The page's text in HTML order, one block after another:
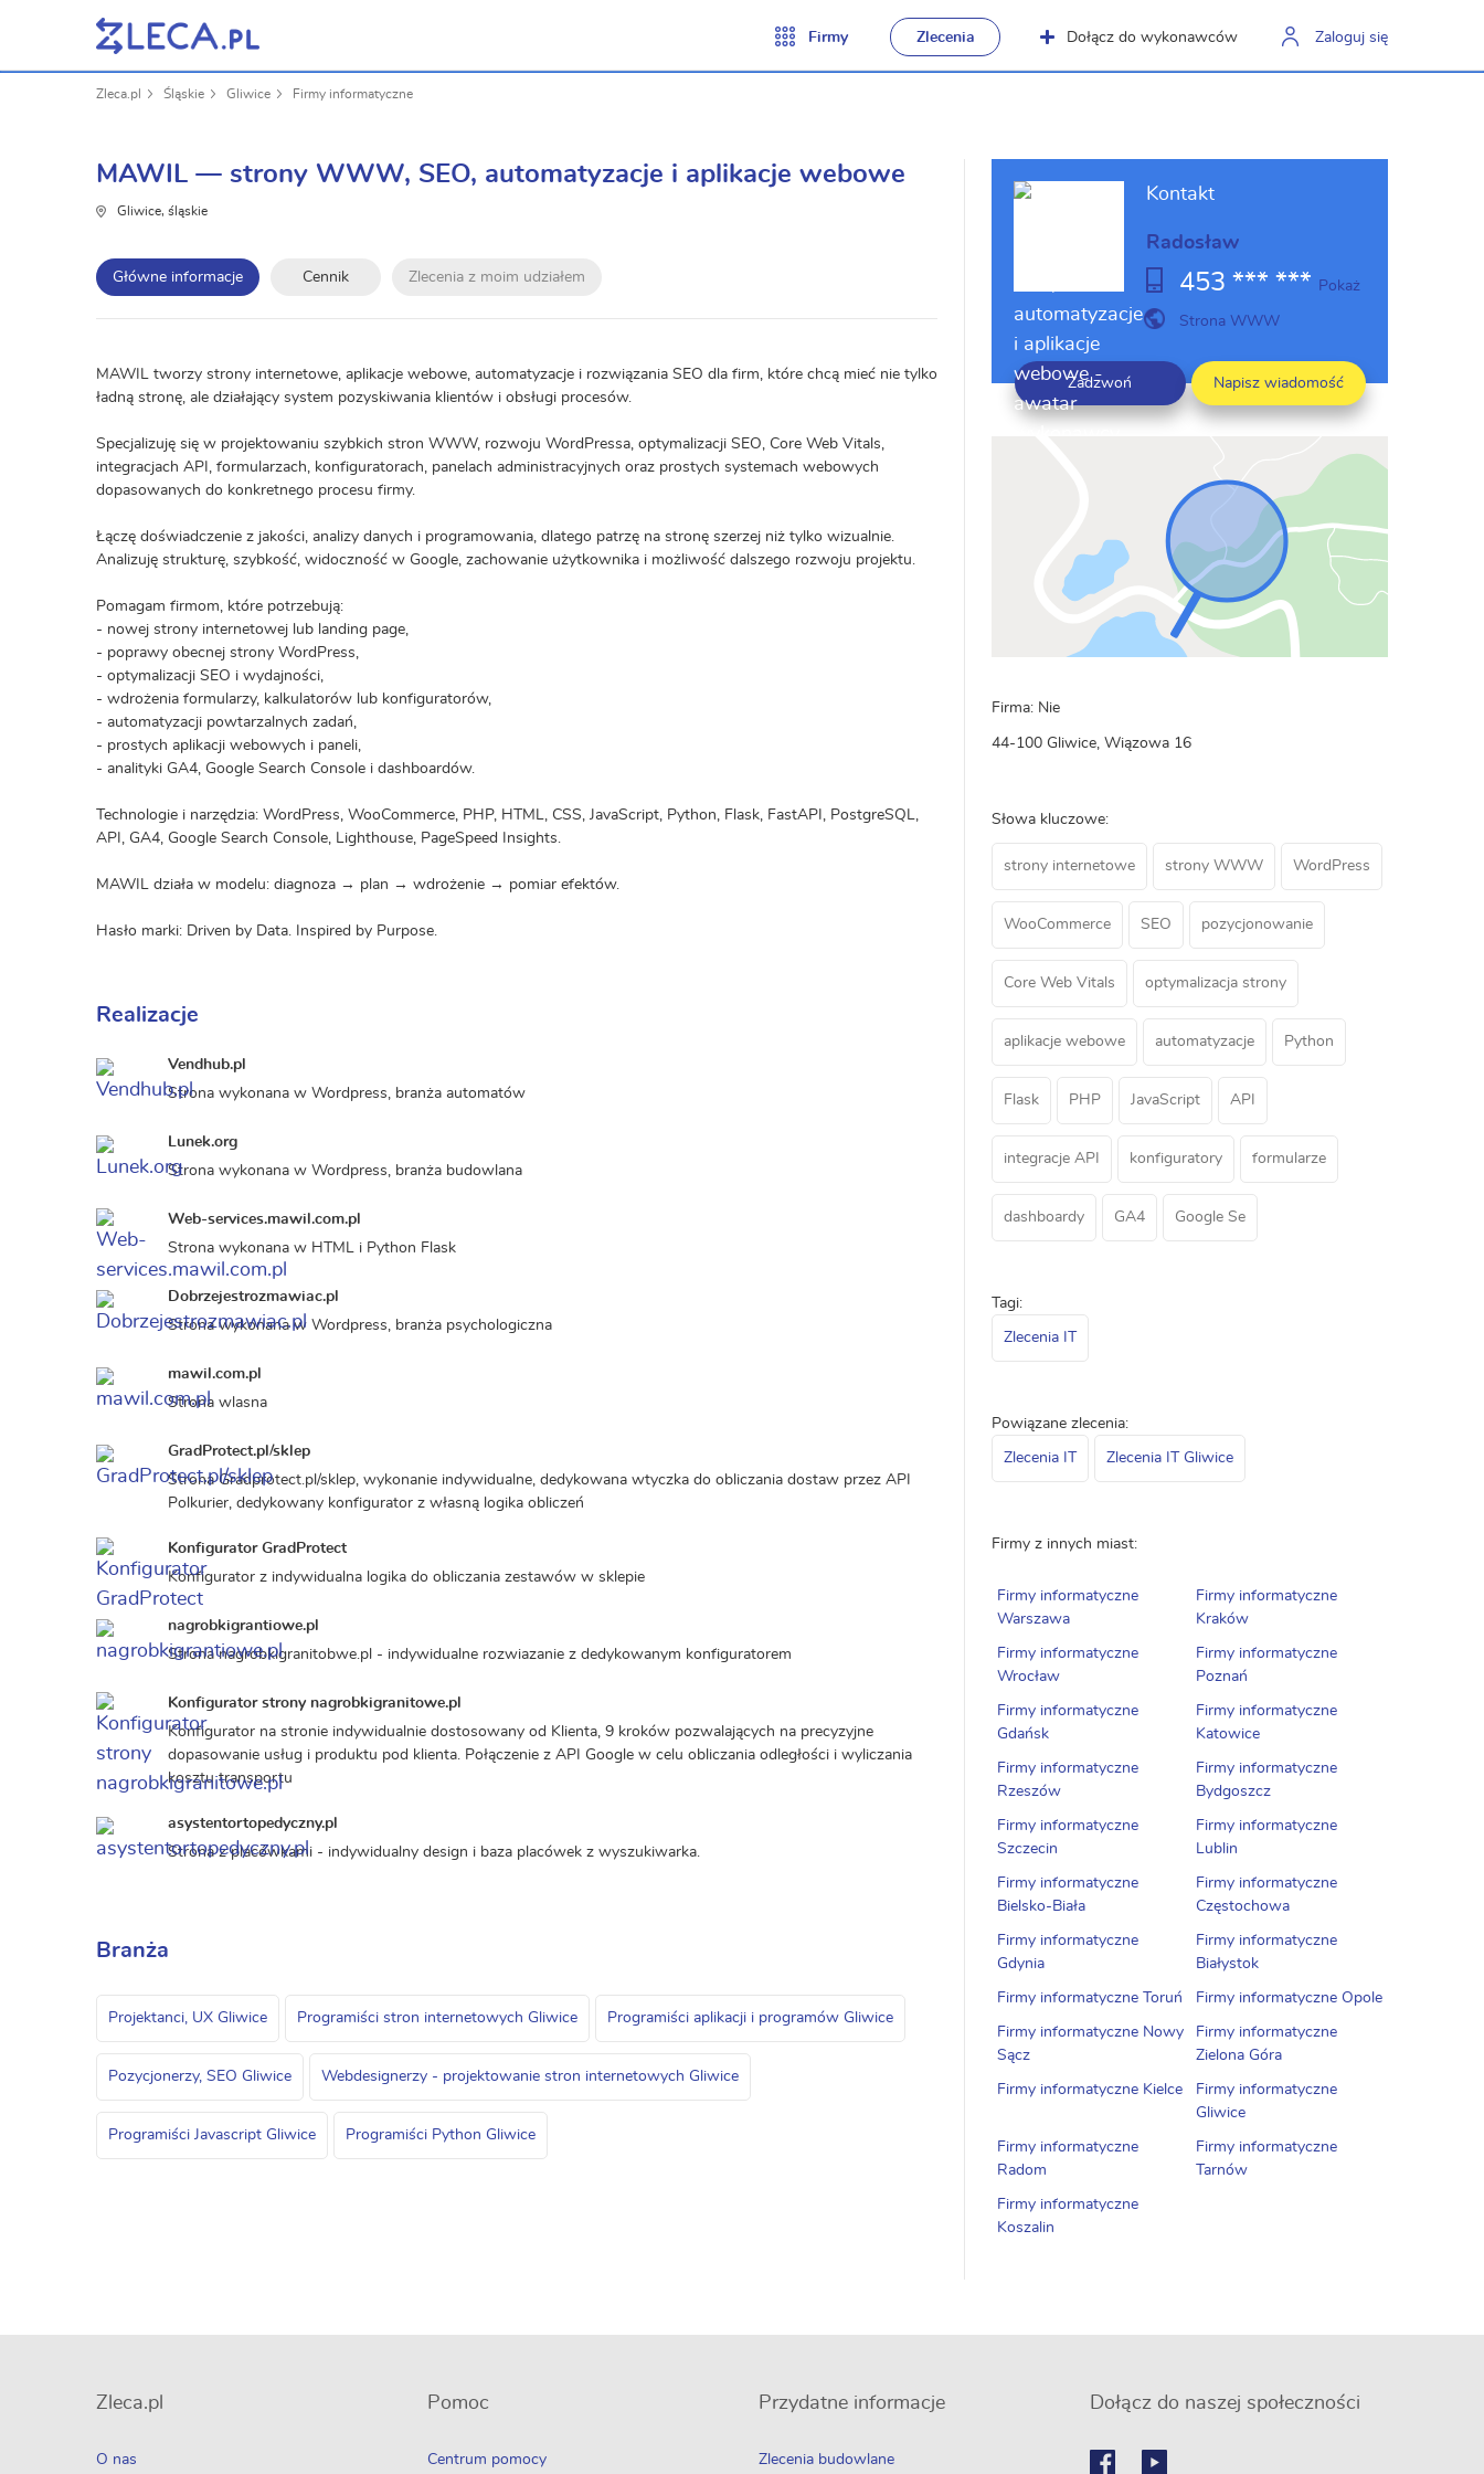
Firmy Zlecenia Dołącz do wykonawców Zaloguj się
Zleca.pl Śląskie Gliwice Firmy informatyczne
MAWIL — strony WWW, SEO, automatyzacje i aplikacje webowe
Gliwice, śląskie
Główne informacje Cennik Zlecenia z moim udziałem
MAWIL tworzy strony internetowe, aplikacje webowe, automatyzacje i rozwiązania SEO dla firm, które chcą mieć nie tylko
ładną stronę, ale działający system pozyskiwania klientów i obsługi procesów.
Specjalizuję się w projektowaniu szybkich stron WWW, rozwoju WordPressa, optymalizacji SEO, Core Web Vitals,
integracjach API, formularzach, konfiguratorach, panelach administracyjnych oraz prostych systemach webowych
dopasowanych do konkretnego procesu firmy.
Łączę doświadczenie z jakości, analizy danych i programowania, dlatego patrzę na stronę szerzej niż tylko wizualnie.
Analizuję strukturę, szybkość, widoczność w Google, zachowanie użytkownika i możliwość dalszego rozwoju projektu.
Pomagam firmom, które potrzebują:
- nowej strony internetowej lub landing page,
- poprawy obecnej strony WordPress,
- optymalizacji SEO i wydajności,
- wdrożenia formularzy, kalkulatorów lub konfiguratorów,
- automatyzacji powtarzalnych zadań,
- prostych aplikacji webowych i paneli,
- analityki GA4, Google Search Console i dashboardów.
Technologie i narzędzia: WordPress, WooCommerce, PHP, HTML, CSS, JavaScript, Python, Flask, FastAPI, PostgreSQL,
API, GA4, Google Search Console, Lighthouse, PageSpeed Insights.
MAWIL działa w modelu: diagnoza → plan → wdrożenie → pomiar efektów.
Hasło marki: Driven by Data. Inspired by Purpose.
Realizacje
Vendhub.pl
Strona wykonana w Wordpress, branża automatów
Lunek.org
Strona wykonana w Wordpress, branża budowlana
Web-services.mawil.com.pl
Strona wykonana w HTML i Python Flask
Dobrzejestrozmawiac.pl
Strona wykonana w Wordpress, branża psychologiczna
mawil.com.pl
Strona wlasna
GradProtect.pl/sklep
Strona Gradprotect.pl/sklep, wykonanie indywidualne, dedykowana wtyczka do obliczania dostaw przez API
Polkurier, dedykowany konfigurator z własną logika obliczeń
Konfigurator GradProtect
Konfigurator z indywidualna logika do obliczania zestawów w sklepie
nagrobkigrantiowe.pl
Strona nagrobkigranitobwe.pl - indywidualne rozwiazanie z dedykowanym konfiguratorem
Konfigurator strony nagrobkigranitowe.pl
Konfigurator na stronie indywidualnie dostosowany od Klienta, 9 kroków pozwalających na precyzyjne
dopasowanie usług i produktu pod klienta. Połączenie z API Google w celu obliczania odległości i wyliczania
kosztu transportu
asystentortopedyczny.pl
Strona z placówkami - indywidualny design i baza placówek z wyszukiwarka.
Branża
Projektanci, UX Gliwice Programiści stron internetowych Gliwice Programiści aplikacji i programów Gliwice
Pozycjonerzy, SEO Gliwice Webdesignerzy - projektowanie stron internetowych Gliwice
Programiści Javascript Gliwice Programiści Python Gliwice
Kontakt
Radosław
453 *** *** Pokaż
Strona WWW
Zadzwoń Napisz wiadomość
Firma: Nie
44-100 Gliwice, Wiązowa 16
Słowa kluczowe:
strony internetowe strony WWW WordPress
WooCommerce SEO pozycjonowanie
Core Web Vitals optymalizacja strony
aplikacje webowe automatyzacje Python
Flask PHP JavaScript API
integracje API konfiguratory formularze
dashboardy GA4 Google Se
Tagi:
Zlecenia IT
Powiązane zlecenia:
Zlecenia IT Zlecenia IT Gliwice
Firmy z innych miast:
Firmy informatyczne
Warszawa
Firmy informatyczne
Kraków
Firmy informatyczne
Wrocław
Firmy informatyczne
Poznań
Firmy informatyczne
Gdańsk
Firmy informatyczne
Katowice
Firmy informatyczne
Rzeszów
Firmy informatyczne
Bydgoszcz
Firmy informatyczne
Szczecin
Firmy informatyczne
Lublin
Firmy informatyczne
Bielsko-Biała
Firmy informatyczne
Częstochowa
Firmy informatyczne
Gdynia
Firmy informatyczne
Białystok
Firmy informatyczne Toruń Firmy informatyczne Opole
Firmy informatyczne Nowy
Sącz
Firmy informatyczne
Zielona Góra
Firmy informatyczne Kielce
Firmy informatyczne
Gliwice
Firmy informatyczne
Radom
Firmy informatyczne
Tarnów
Firmy informatyczne
Koszalin
Zleca.pl
O nas
Pomoc
Centrum pomocy
Przydatne informacje
Zlecenia budowlane
Dołącz do naszej społeczności